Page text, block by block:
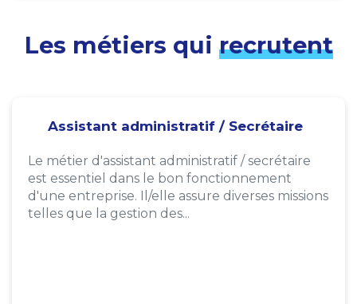
Les métiers qui recrutent
Assistant administratif / Secrétaire
Le métier d'assistant administratif / secrétaire
est essentiel dans le bon fonctionnement
d'une entreprise. Il/elle assure diverses missions
telles que la gestion des...